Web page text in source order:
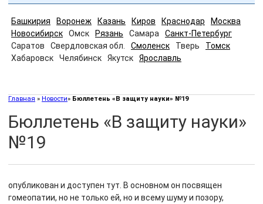
Башкирия Воронеж Казань Киров Краснодар
Москва
Новосибирск
Омск Рязань Самара
Санкт-Петербург
Саратов
Свердловская обл. Смоленск Тверь
Томск
Хабаровск
Челябинск Якутск Ярославль
Главная » Новости» Бюллетень «В защиту науки» №19
Бюллетень «В защиту науки»
№19
опубликован и доступен тут. В основном он посвящен
гомеопатии, но не только ей, но и всему шуму и позору,